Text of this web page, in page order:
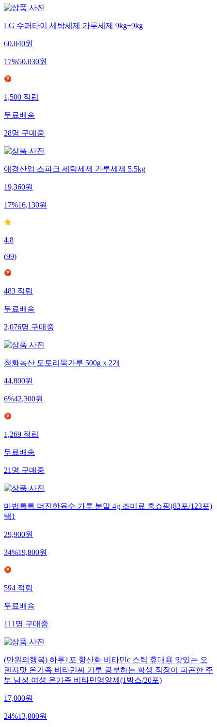
LG 수퍼타이 세탁세제 가루세제 9kg+9kg
60,040원
17%50,030원
1,500적립
무료배송
28명구매중
애경산업 스파크 세탁세제 가루세제 5.5kg
19,360원
17%16,130원
4.8
(99)
483적립
무료배송
2,076명구매중
청화농산 도토리묵가루 500g x 2개
44,800원
6%42,300원
1,269적립
무료배송
21명구매중
마법톡톡 더진한육수 가루 분말 4g 조미료 홈쇼핑(83포/123포)
택1
29,900원
34%19,800원
594적립
무료배송
111명구매중
(만원의행복) 하루1포 항산화 비타민c 스틱 휴대용 맛있는 오
렌지맛 온가족 비타민씨 가루 공부하는 학생 직장이 피곤한 주
부 남성 여성 온가족 비타민영양제(1박스/20포)
17,000원
24%13,000원